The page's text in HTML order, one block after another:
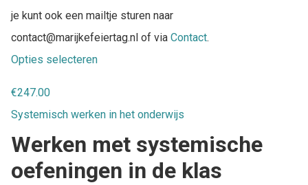
je kunt ook een mailtje sturen naar
contact@marijkefeiertag.nl of via Contact.
Opties selecteren
€247.00
Systemisch werken in het onderwijs
Werken met systemische
oefeningen in de klas